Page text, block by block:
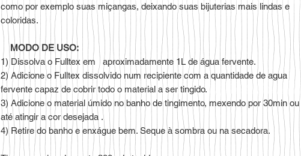
como por exemplo suas miçangas, deixando suas bijuterias mais lindas e
coloridas.
MODO DE USO:
1) Dissolva o Fulltex em aproximadamente 1L de água fervente.
2) Adicione o Fulltex dissolvido num recipiente com a quantidade de agua
fervente capaz de cobrir todo o material a ser tingido.
3) Adicione o material úmido no banho de tingimento, mexendo por 30min ou
até atingir a cor desejada .
4) Retire do banho e enxágue bem. Seque à sombra ou na secadora.